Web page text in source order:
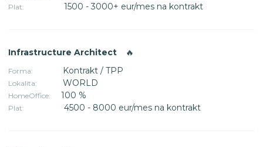
Plat: 1500 - 3000+ eur/mes na kontrakt
Infrastructure Architect 🔥
Forma: Kontrakt / TPP
Lokalita: WORLD
HomeOffice: 100 %
Plat: 4500 - 8000 eur/mes na kontrakt